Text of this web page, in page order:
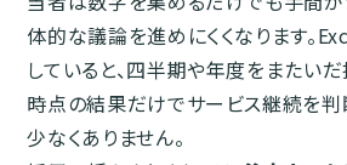
体的な議論を進めにくくなります。
していると、四半期や年度をまたい
時点の結果だけでサービス継続を判
少なくありません。